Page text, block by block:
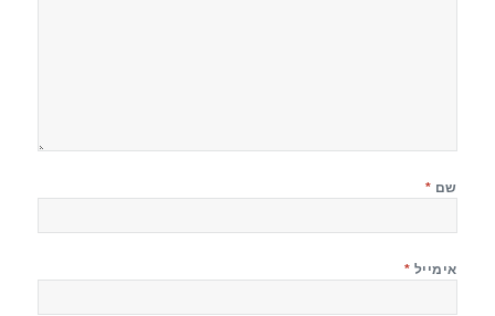
שם *
אימייל *